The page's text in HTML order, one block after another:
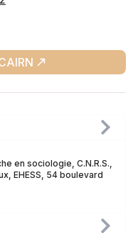
en sociologie, C.N.R.S.,
EHESS, 54 boulevard